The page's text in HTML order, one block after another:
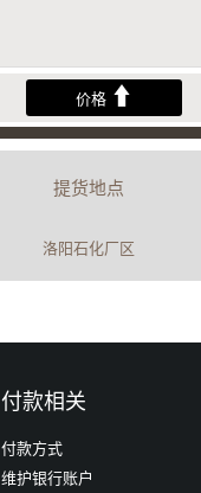
价格
提货地点
洛阳石化厂区
付款相关
付款方式
维护银行账户